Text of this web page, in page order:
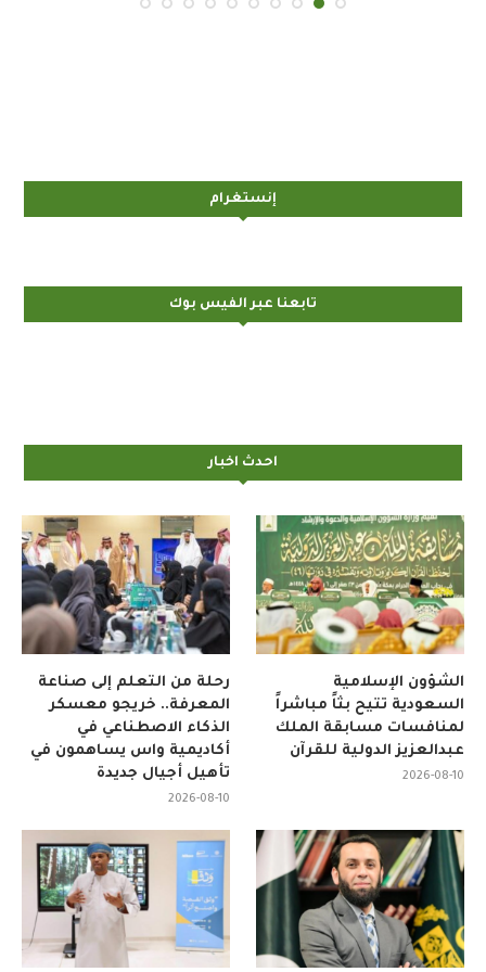
إنستغرام
تابعنا عبر الفيس بوك
احدث اخبار
رحلة من التعلم إلى صناعة
المعرفة.. خريجو معسكر
الذكاء الاصطناعي في
أكاديمية واس يساهمون في
تأهيل أجيال جديدة
2026-08-10
الشؤون الإسلامية
السعودية تتيح بثاً مباشراً
لمنافسات مسابقة الملك
عبدالعزيز الدولية للقرآن
2026-08-10